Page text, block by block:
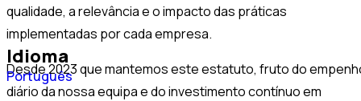
Idioma
Português
qualidade, a relevância e o impacto das práticas
implementadas por cada empresa.
Desde 2023 que mantemos este estatuto, fruto do
diário da nossa equipa e do investimento contínuo em